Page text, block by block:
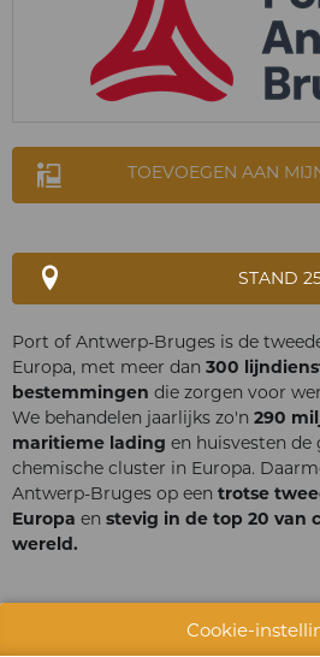
TOEVOEGEN AAN
STAND
Port of Antwerp-Bruges is de
Europa, met meer dan 300
bestemmingen die zorgen voor
We behandelen jaarlijks zo'n 290
maritieme lading en huisvesten
chemische cluster in Europa.
Antwerp-Bruges op een trotse
Europa en stevig in de top 20 van
wereld.
De haven zorgt, direct en indirect,
Cookie-